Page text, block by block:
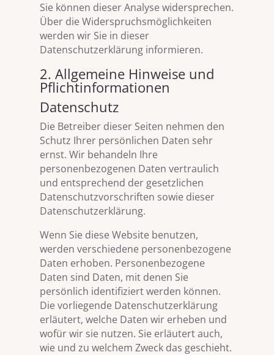
Sie können dieser Analyse widersprechen.
Über die Widerspruchsmöglichkeiten
werden wir Sie in dieser
Datenschutzerklärung informieren.
2. Allgemeine Hinweise und
Pflichtinformationen
Datenschutz
Die Betreiber dieser Seiten nehmen den
Schutz Ihrer persönlichen Daten sehr
ernst. Wir behandeln Ihre
personenbezogenen Daten vertraulich
und entsprechend der gesetzlichen
Datenschutzvorschriften sowie dieser
Datenschutzerklärung.
Wenn Sie diese Website benutzen,
werden verschiedene personenbezogene
Daten erhoben. Personenbezogene
Daten sind Daten, mit denen Sie
persönlich identifiziert werden können.
Die vorliegende Datenschutzerklärung
erläutert, welche Daten wir erheben und
wofür wir sie nutzen. Sie erläutert auch,
wie und zu welchem Zweck das geschieht.